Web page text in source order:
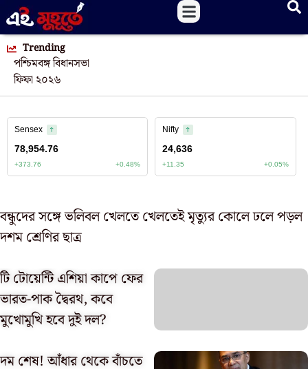
Trending
পশ্চিমবঙ্গ বিধানসভা
ফিফা ২০২৬
বন্ধুদের সঙ্গে ভলিবল খেলতে খেলতেই মৃত্যুর কোলে ঢলে পড়ল
দশম শ্রেণির ছাত্র
টি টোয়েন্টি এশিয়া কাপে ফের
ভারত-পাক দ্বৈরথ, কবে
মুখোমুখি হবে দুই দল?
দম শেষ! আঁধার থেকে বাঁচতে